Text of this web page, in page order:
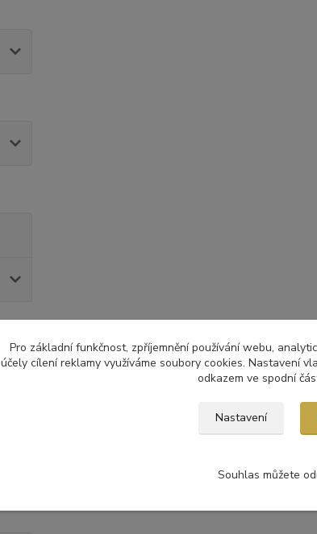
Pro základní funkčnost, zpříjemnění používání webu,
účely cílení reklamy využíváme soubory cookies. Nastavení
odkazem ve spodní
Nastavení
Souhlas můžete